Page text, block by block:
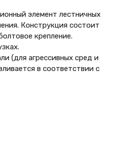
элемент лестничных
Конструкция состоит
крепление.
(для агрессивных сред и
в соответствии с